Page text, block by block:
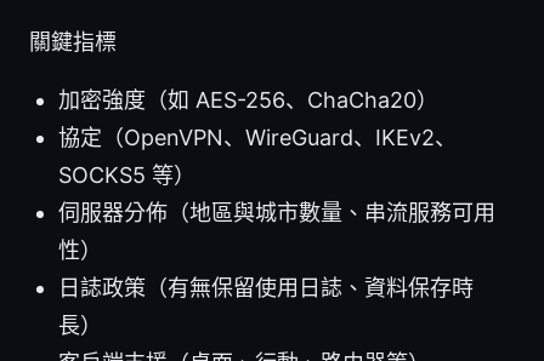
關鍵指標
加密強度（如 AES-256、ChaCha20）
協定（OpenVPN、WireGuard、IKEv2、
SOCKS5 等）
伺服器分佈（地區與城市數量、串流服務可用
性）
日誌政策（有無保留使用日誌、資料保存時
長）